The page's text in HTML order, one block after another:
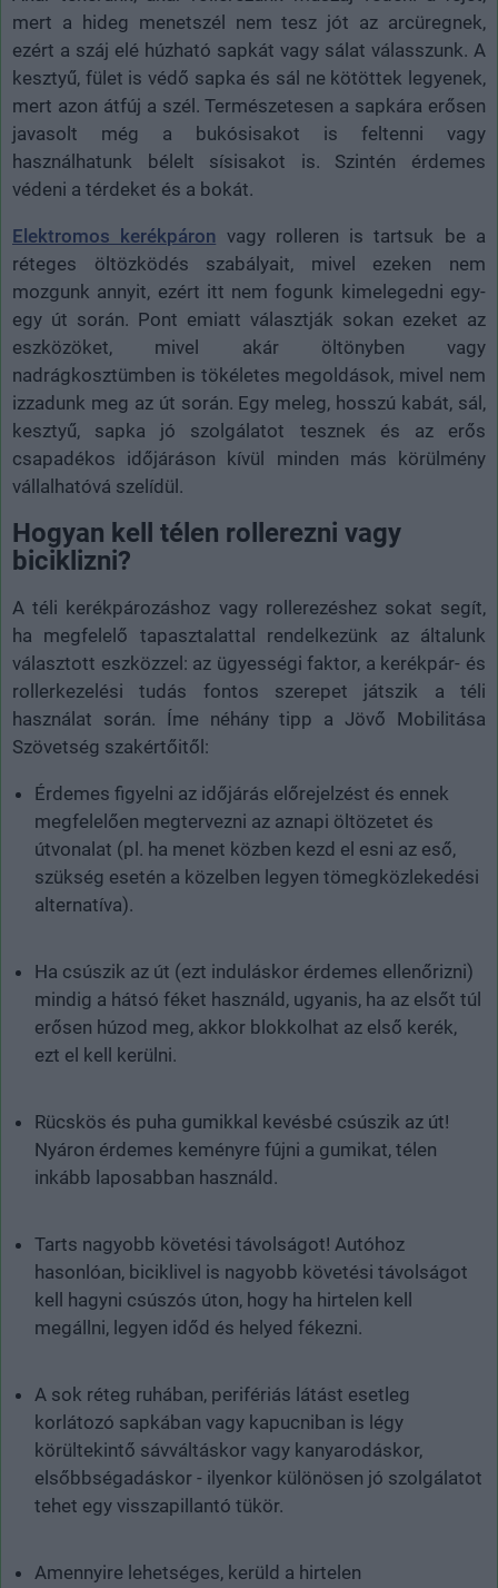
mert a hideg menetszél nem tesz jót az arcüregnek,
ezért a száj elé húzható sapkát vagy sálat válasszunk. A
kesztyű, fület is védő sapka és sál ne kötöttek legyenek,
mert azon átfúj a szél. Természetesen a sapkára erősen
javasolt még a bukósisakot is feltenni vagy
használhatunk bélelt sísisakot is. Szintén érdemes
védeni a térdeket és a bokát.
Elektromos kerékpáron vagy rolleren is tartsuk be a
réteges öltözködés szabályait, mivel ezeken nem
mozgunk annyit, ezért itt nem fogunk kimelegedni egy-
egy út során. Pont emiatt választják sokan ezeket az
eszközöket, mivel akár öltönyben vagy
nadrágkosztümben is tökéletes megoldások, mivel nem
izzadunk meg az út során. Egy meleg, hosszú kabát, sál,
kesztyű, sapka jó szolgálatot tesznek és az erős
csapadékos időjáráson kívül minden más körülmény
vállalhatóvá szelídül.
Hogyan kell télen rollerezni vagy
biciklizni?
A téli kerékpározáshoz vagy rollerezéshez sokat segít,
ha megfelelő tapasztalattal rendelkezünk az általunk
választott eszközzel: az ügyességi faktor, a kerékpár- és
rollerkezelési tudás fontos szerepet játszik a téli
használat során. Íme néhány tipp a Jövő Mobilitása
Szövetség szakértőitől:
Érdemes figyelni az időjárás előrejelzést és ennek
megfelelően megtervezni az aznapi öltözetet és
útvonalat (pl. ha menet közben kezd el esni az eső,
szükség esetén a közelben legyen tömegközlekedési
alternatíva).
Ha csúszik az út (ezt induláskor érdemes ellenőrizni)
mindig a hátsó féket használd, ugyanis, ha az elsőt túl
erősen húzod meg, akkor blokkolhat az első kerék,
ezt el kell kerülni.
Rücskös és puha gumikkal kevésbé csúszik az út!
Nyáron érdemes keményre fújni a gumikat, télen
inkább laposabban használd.
Tarts nagyobb követési távolságot! Autóhoz
hasonlóan, biciklivel is nagyobb követési távolságot
kell hagyni csúszós úton, hogy ha hirtelen kell
megállni, legyen időd és helyed fékezni.
A sok réteg ruhában, perifériás látást esetleg
korlátozó sapkában vagy kapucniban is légy
körültekintő sávváltáskor vagy kanyarodáskor,
elsőbbségadáskor - ilyenkor különösen jó szolgálatot
tehet egy visszapillantó tükör.
Amennyire lehetséges, kerüld a hirtelen